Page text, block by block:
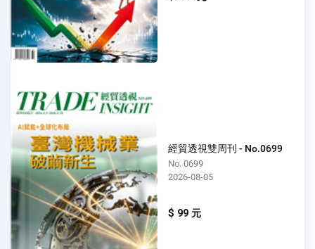
經貿透視雙周刊 - No.0699
No. 0699
2026-08-05
$ 99 元